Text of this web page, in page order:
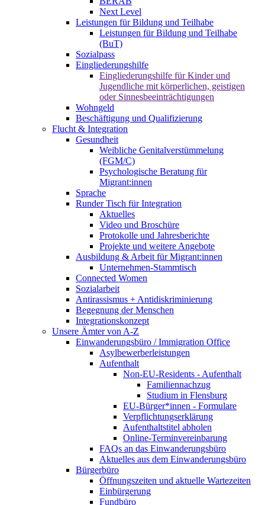
Next Level
Leistungen für Bildung und Teilhabe
Leistungen für Bildung und Teilhabe
(BuT)
Sozialpass
Eingliederungshilfe
Eingliederungshilfe für Kinder und
Jugendliche mit körperlichen, geistigen
oder Sinnesbeeinträchtigungen
Wohngeld
Beschäftigung und Qualifizierung
Flucht & Integration
Gesundheit
Weibliche Genitalverstümmelung
(FGM/C)
Psychologische Beratung für
Migrant:innen
Sprache
Runder Tisch für Integration
Aktuelles
Video und Broschüre
Protokolle und Jahresberichte
Projekte und weitere Angebote
Ausbildung & Arbeit für Migrant:innen
Unternehmen-Stammtisch
Connected Women
Sozialarbeit
Antirassismus + Antidiskriminierung
Begegnung der Menschen
Integrationskonzept
Unsere Ämter von A-Z
Einwanderungsbüro / Immigration Office
Asylbewerberleistungen
Aufenthalt
Non-EU-Residents - Aufenthalt
Familiennachzug
Studium in Flensburg
EU-Bürger*innen - Formulare
Verpflichtungserklärung
Aufenthaltstitel abholen
Online-Terminvereinbarung
FAQs an das Einwanderungsbüro
Aktuelles aus dem Einwanderungsbüro
Bürgerbüro
Öffnungszeiten und aktuelle Wartezeiten
Einbürgerung
Fundbüro